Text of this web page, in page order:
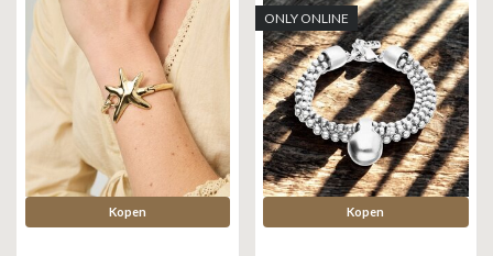
Kopen
ONLY ONLINE
Kopen